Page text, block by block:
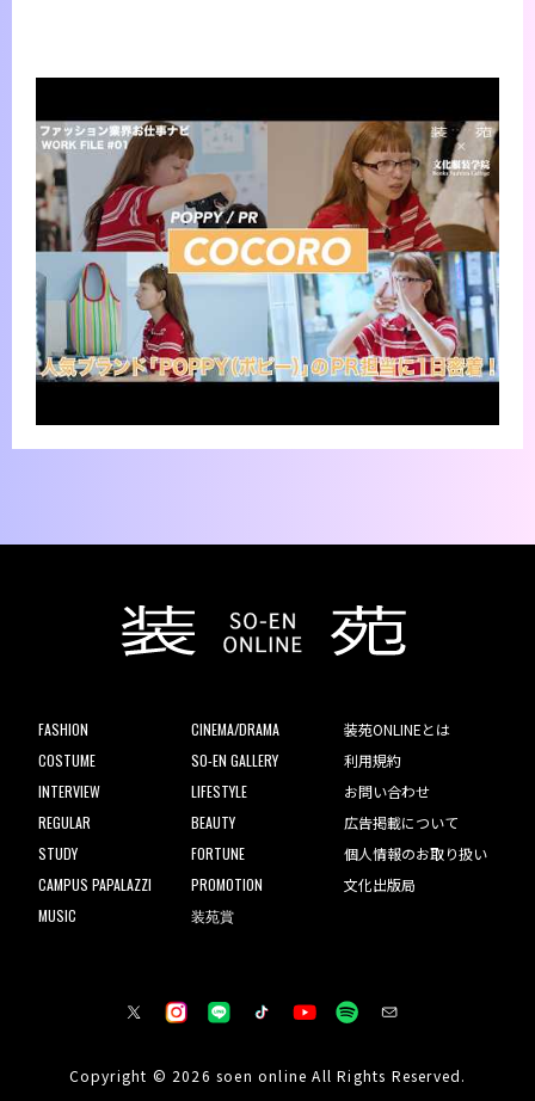
FASHION
COSTUME
INTERVIEW
REGULAR
STUDY
CAMPUS PAPALAZZI
MUSIC
CINEMA/DRAMA
SO-EN GALLERY
LIFESTYLE
BEAUTY
FORTUNE
PROMOTION
装苑賞
装苑ONLINEとは
利用規約
お問い合わせ
広告掲載について
個人情報のお取り扱い
文化出版局
Copyright © 2026 soen online All Rights Reserved.